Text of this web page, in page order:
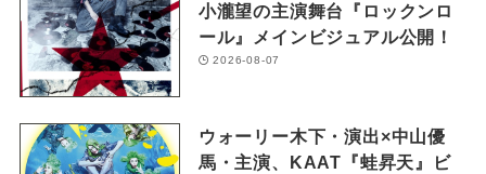
小瀧望の主演舞台『ロックンロ
ール』メインビジュアル公開！
2026-08-07
ウォーリー木下・演出×中山優
馬・主演、KAAT『蛙昇天』ビ